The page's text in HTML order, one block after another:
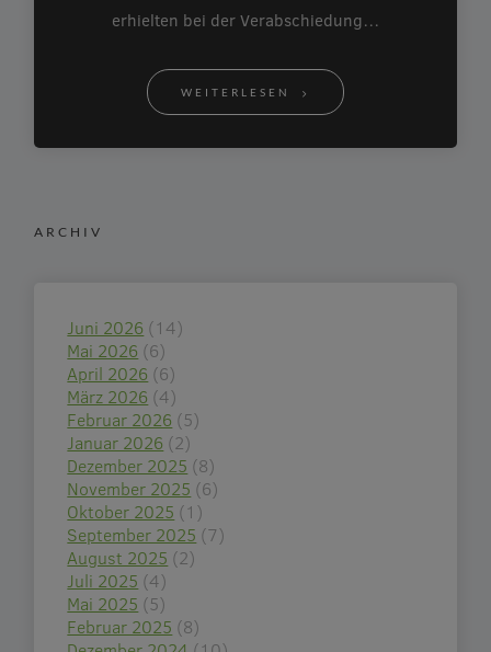
erhielten bei der Verabschiedung…
WEITERLESEN
ARCHIV
Juni 2026 (14)
Mai 2026 (6)
April 2026 (6)
März 2026 (4)
Februar 2026 (5)
Januar 2026 (2)
Dezember 2025 (8)
November 2025 (6)
Oktober 2025 (1)
September 2025 (7)
August 2025 (2)
Juli 2025 (4)
Mai 2025 (5)
Februar 2025 (8)